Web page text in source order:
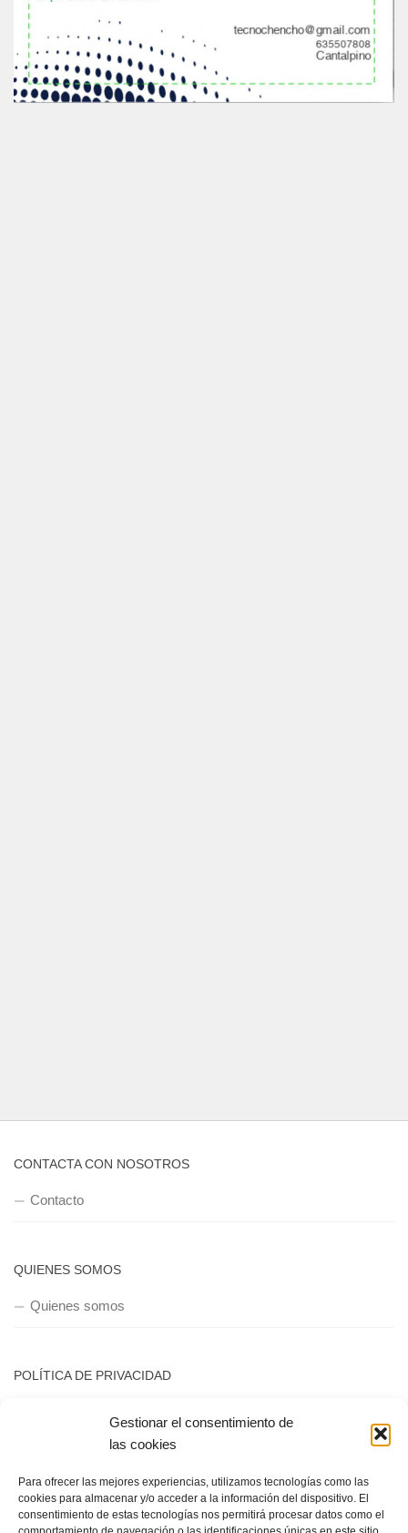
Gestionar el consentimiento de
las cookies
Para ofrecer las mejores experiencias, utilizamos tecnologías como las
cookies para almacenar y/o acceder a la información del dispositivo. El
consentimiento de estas tecnologías nos permitirá procesar datos como el
CONTACTA CON NOSOTROS
Contacto
QUIENES SOMOS
Quienes somos
POLÍTICA DE PRIVACIDAD